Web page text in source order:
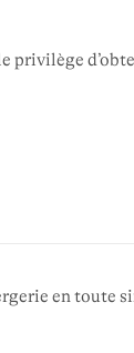
privilège
en